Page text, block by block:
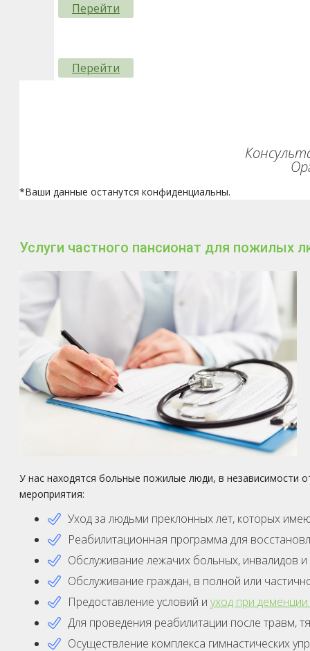
Перейти
Перейти
*Ваши данные останутся конфиденциальны.
Услуги частного пансионат для пожилых
У нас находятся больные пожилые люди, в независимости
мероприятия:
Уход за людьми преклонных лет, которых
Реабилитационная программа для
Обслуживание лежачих больных, инвалидов
Обслуживание граждан, в полной или
Предоставление условий и уход при
Для проведения реабилитации после травм,
Осуществление комплекса гимнастических